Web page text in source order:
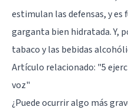
estimulan las defensas, y
garganta bien hidratada. Y,
tabaco y las bebidas
Artículo relacionado: "5
voz"
¿Puede ocurrir algo más